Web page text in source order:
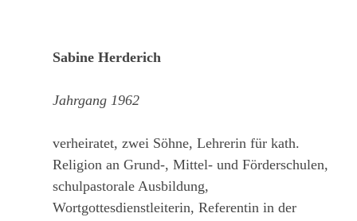
Sabine Herderich
Jahrgang 1962
verheiratet, zwei Söhne, Lehrerin für kath.
Religion an Grund-, Mittel- und Förderschulen,
schulpastorale Ausbildung,
Wortgottesdienstleiterin, Referentin in der